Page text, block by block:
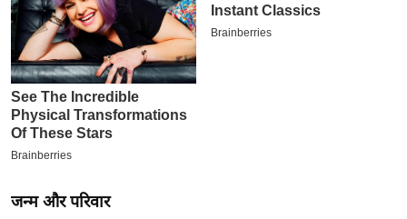
पे
प
र
मि
सा
ल
बे
जन्म और परिवार